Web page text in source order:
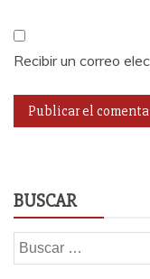
Recibir un correo
BUSCAR
Buscar: